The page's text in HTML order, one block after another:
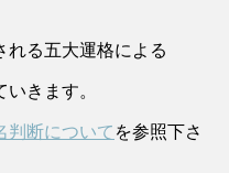
れる五大運格による
きます。
判断について を参照下さ